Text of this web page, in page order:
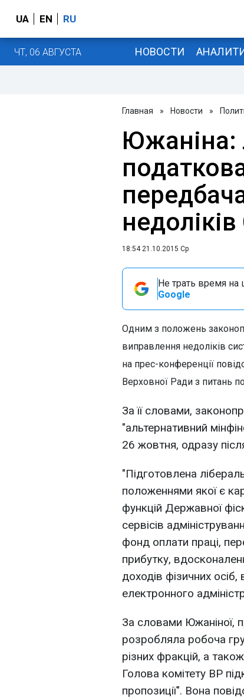
UA EN RU
ЧТ, 06 АВГУСТА НОВОСТИ
Главная » Новости »
Южаніна:
18:54 21.10.2015 Ср
Не трать время на
Google
Одним з положень
виправлення недоліків
на прес-конференції
Верховної Ради з питань
За її словами,
"альтернативний
26 жовтня, одразу
"Підготовлена
положеннями якої є
функцій Державної
сервісів
фонд оплати праці,
прибутку,
доходів фізичних
електронного
За словами Южаніної,
розробляла робоча
різних фракцій, а
Голова комітету ВР
пропозиції". Вона